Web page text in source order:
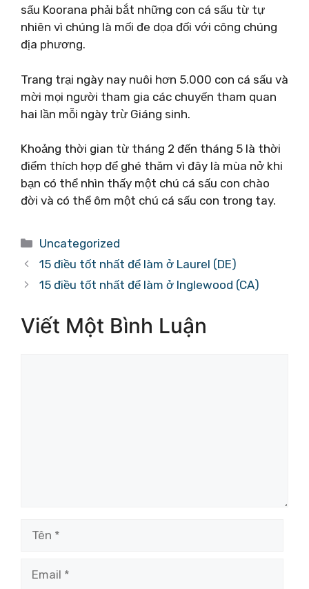
sấu Koorana phải bắt những con cá sấu từ tự
nhiên vì chúng là mối đe dọa đối với công chúng
địa phương.
Trang trại ngày nay nuôi hơn 5.000 con cá sấu và
mời mọi người tham gia các chuyến tham quan
hai lần mỗi ngày trừ Giáng sinh.
Khoảng thời gian từ tháng 2 đến tháng 5 là thời
điểm thích hợp để ghé thăm vì đây là mùa nở khi
bạn có thể nhìn thấy một chú cá sấu con chào
đời và có thể ôm một chú cá sấu con trong tay.
Danh
mục
Uncategorized
15 điều tốt nhất để làm ở Laurel (DE)
15 điều tốt nhất để làm ở Inglewood (CA)
Viết Một Bình Luận